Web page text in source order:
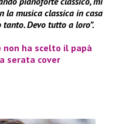
la musica classica in casa
Devo tutto a loro”.
non ha scelto il papà
serata cover